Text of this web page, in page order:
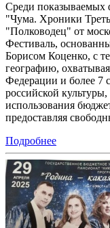
Среди
"Чума. Хроники
"Полководец" от
Фестиваль,
Борисом Коценко, с
географию,
Федерации и более 7
российской
использования
предоставляя
Подробнее